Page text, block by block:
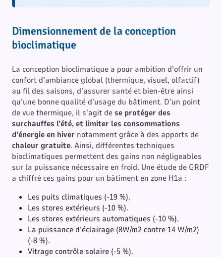
Dimensionnement de la conception
bioclimatique
La conception bioclimatique a pour ambition d’offrir un
confort d’ambiance global (thermique, visuel, olfactif)
au fil des saisons, d’assurer santé et bien-être ainsi
qu’une bonne qualité d’usage du bâtiment. D’un point
de vue thermique, il s’agit de se protéger des
surchauffes l’été, et limiter les consommations
d’énergie en hiver notamment grâce à des apports de
chaleur gratuite. Ainsi, différentes techniques
bioclimatiques permettent des gains non négligeables
sur la puissance nécessaire en froid. Une étude de GRDF
a chiffré ces gains pour un bâtiment en zone H1a :
Les puits climatiques (-19 %).
Les stores extérieurs (-10 %).
Les stores extérieurs automatiques (-10 %).
La puissance d’éclairage (8W/m2 contre 14 W/m2)
(-8 %).
Vitrage contrôle solaire (-5 %).